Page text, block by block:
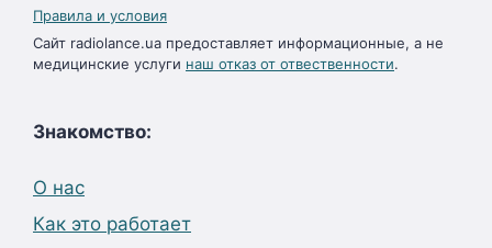
Правила и условия
Сайт radiolance.ua предоставляет информационные, а не
медицинские услуги наш отказ от отвественности.
Знакомство:
О нас
Как это работает